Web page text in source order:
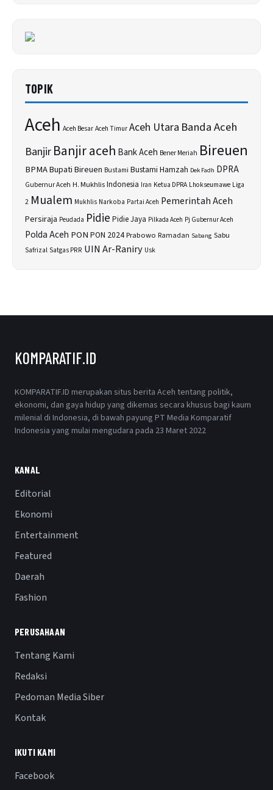
TOPIK
Aceh Aceh BesarAceh TimurAceh Utara Banda Aceh
BanjirBanjir aceh Bank Aceh Bener Meriah Bireuen
BPMABupati Bireuen Bustami Bustami Hamzah Dek Fadh DPRA
Gubernur Aceh H. MukhlisIndonesia Iran Ketua DPRA Lhokseumawe Liga
2 Mualem Mukhlis Narkoba Partai Aceh Pemerintah Aceh
Persiraja Peudada Pidie Pidie Jaya Pilkada Aceh Pj Gubernur Aceh
Polda Aceh PON PON 2024Prabowo Ramadan Sabang Sabu
Safrizal Satgas PRR UIN Ar-Raniry Usk
KOMPARATIF.ID
KOMPARATIF.ID merupakan situs berita Aceh tentang politik,
ekonomi, dan gaya hidup yang dikemas secara khusus bagi kaum
milenial di Indonesia, di bawah payung PT Media Komparatif
Indonesia yang mulai mengudara pada 23 Maret 2022
KANAL
Editorial
Ekonomi
Entertainment
Featured
Daerah
Fashion
PERUSAHAAN
Tentang Kami
Redaksi
Pedoman Media Siber
Kontak
IKUTI KAMI
Facebook